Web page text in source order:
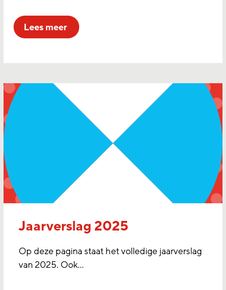
lees meer
Jaarverslag 2025
Op deze pagina staat het volledige jaarverslag
van 2025. Ook…